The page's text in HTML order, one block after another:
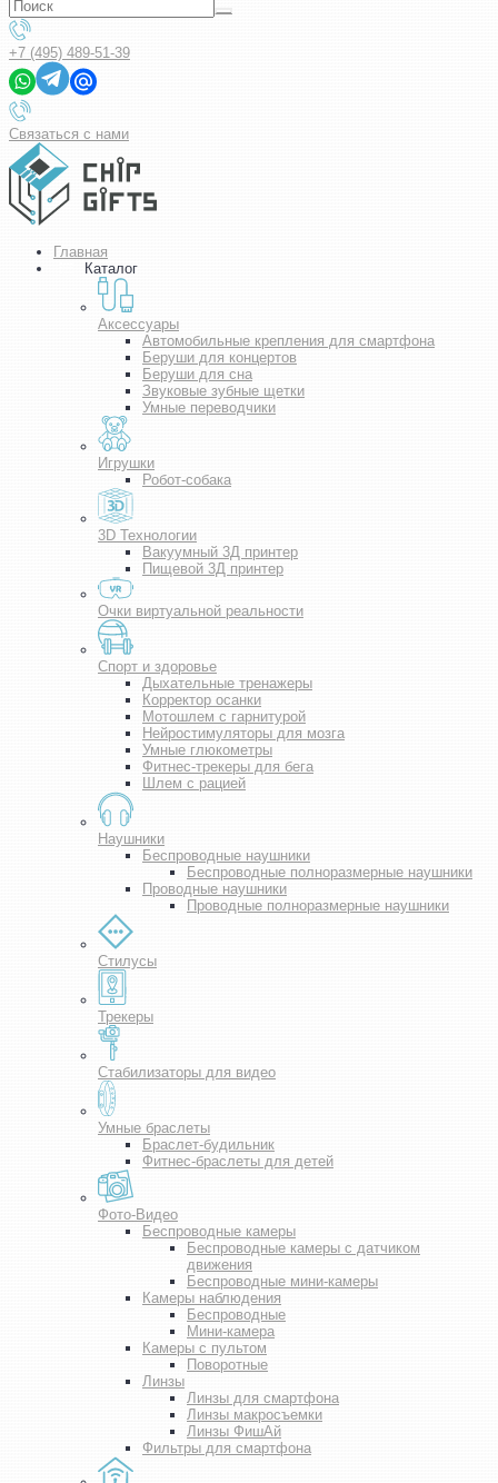
+7 (495) 489-51-39
Связаться с нами
Главная
Каталог
Аксессуары
Автомобильные крепления для смартфона
Беруши для концертов
Беруши для сна
Звуковые зубные щетки
Умные переводчики
Игрушки
Робот-собака
3D Технологии
Вакуумный 3Д принтер
Пищевой 3Д принтер
Очки виртуальной реальности
Спорт и здоровье
Дыхательные тренажеры
Корректор осанки
Мотошлем с гарнитурой
Нейростимуляторы для мозга
Умные глюкометры
Фитнес-трекеры для бега
Шлем с рацией
Наушники
Беспроводные наушники
Беспроводные полноразмерные наушники
Проводные наушники
Проводные полноразмерные наушники
Стилусы
Трекеры
Стабилизаторы для видео
Умные браслеты
Браслет-будильник
Фитнес-браслеты для детей
Фото-Видео
Беспроводные камеры
Беспроводные камеры с датчиком
движения
Беспроводные мини-камеры
Камеры наблюдения
Беспроводные
Мини-камера
Камеры с пультом
Поворотные
Линзы
Линзы для смартфона
Линзы макросъемки
Линзы ФишАй
Фильтры для смартфона